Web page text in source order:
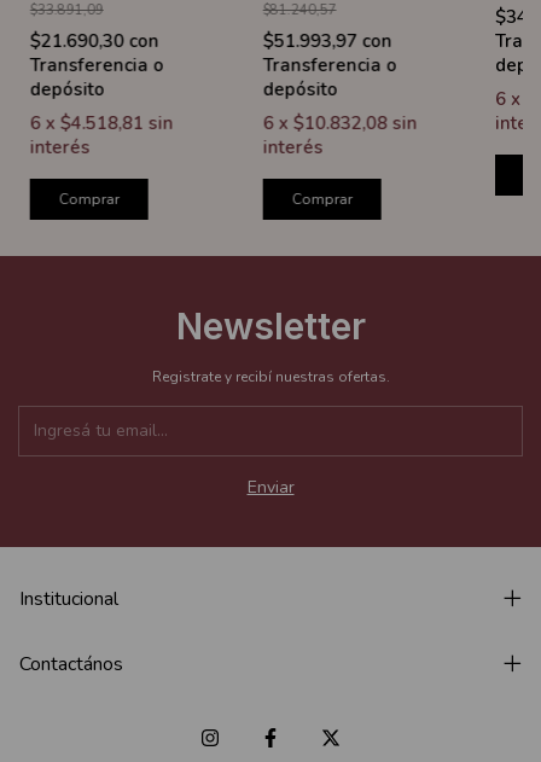
$33.891,09
$21.690,30 con
Transferencia o
depósito
6 x $4.518,81 sin
interés
Comprar
$81.240,57
$51.993,97 con
Transferencia o
depósito
6 x $10.832,08 sin
interés
Comprar
6 x
Newsletter
Registrate y recibí nuestras ofertas.
Institucional
Contactános